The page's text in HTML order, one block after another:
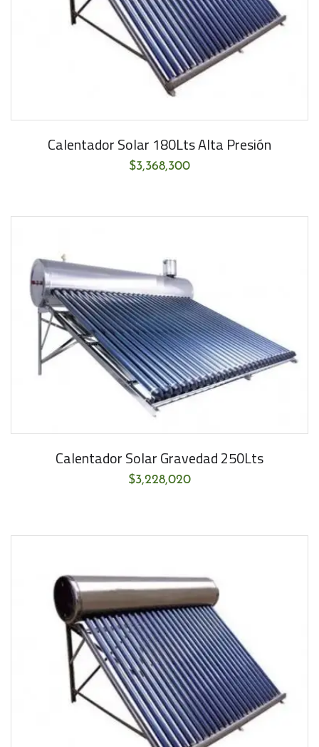
Calentador Solar 180Lts Alta Presión
$3,368,300
Calentador Solar Gravedad 250Lts
$3,228,020